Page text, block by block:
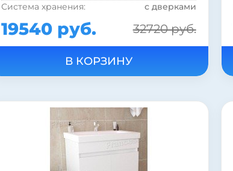
Система хранения:
с дверками
Коллекция:
Виктория
Страна:
Россия
Бельевая корзина:
Стиль:
современный
Материал корпуса:
Материал фасада:
Покрытие корпуса:
Покрытие корпуса:
Форма раковины:
19540 руб. 32720 руб.